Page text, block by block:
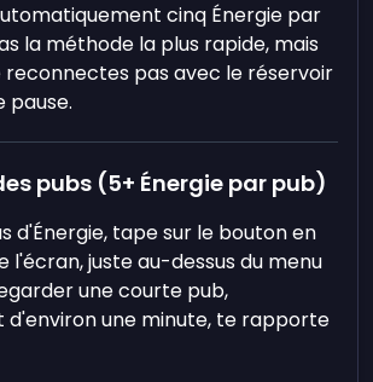
cinq Énergie par
la méthode la plus rapide, mais
reconnectes pas avec le réservoir
pause.
pubs (5+ Énergie par pub)
d'Énergie, tape sur le bouton en
l'écran, juste au-dessus du menu
une courte pub,
d'environ une minute, te rapporte